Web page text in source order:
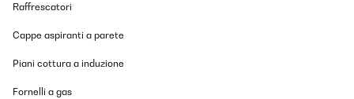
Raffrescatori
Cappe aspiranti a parete
Piani cottura a induzione
Fornelli a gas